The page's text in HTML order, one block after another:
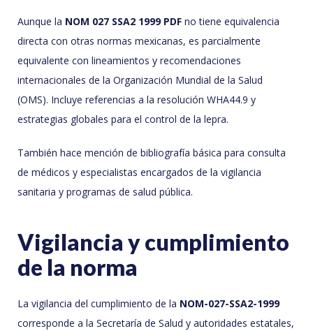
Aunque la NOM 027 SSA2 1999 PDF no tiene equivalencia
directa con otras normas mexicanas, es parcialmente
equivalente con lineamientos y recomendaciones
internacionales de la Organización Mundial de la Salud
(OMS). Incluye referencias a la resolución WHA44.9 y
estrategias globales para el control de la lepra.
También hace mención de bibliografía básica para consulta
de médicos y especialistas encargados de la vigilancia
sanitaria y programas de salud pública.
Vigilancia y cumplimiento
de la norma
La vigilancia del cumplimiento de la NOM-027-SSA2-1999
corresponde a la Secretaría de Salud y autoridades estatales,